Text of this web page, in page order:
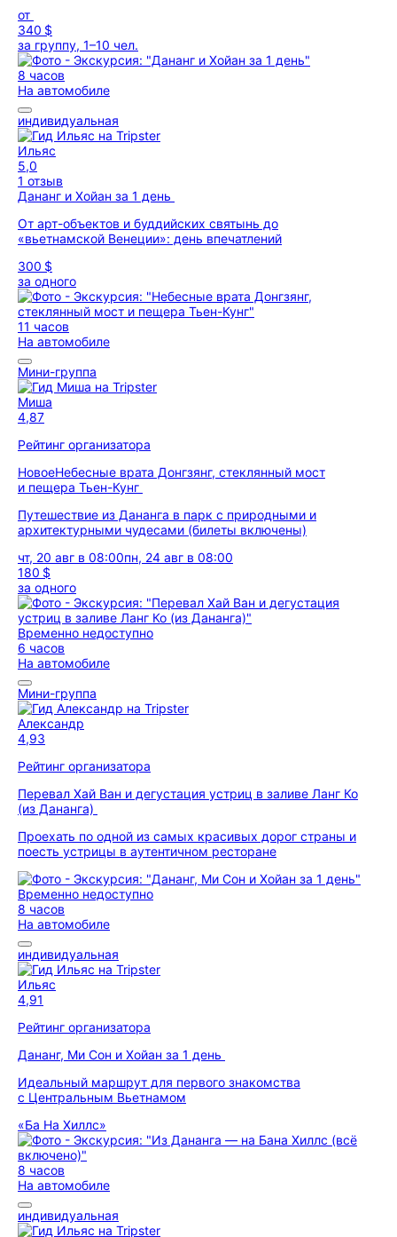
от
340 $
за группу, 1–10 чел.
8 часов
На автомобиле
индивидуальная
Ильяс
5,0
1 отзыв
Дананг и Хойан за 1 день
От арт-объектов и буддийских святынь до
«вьетнамской Венеции»: день впечатлений
300 $
за одного
11 часов
На автомобиле
Мини-группа
Миша
4,87
Рейтинг организатора
НовоеНебесные врата Донгзянг, стеклянный мост
и пещера Тьен-Кунг
Путешествие из Дананга в парк с природными и
архитектурными чудесами (билеты включены)
чт, 20 авг в 08:00пн, 24 авг в 08:00
180 $
за одного
Временно недоступно
6 часов
На автомобиле
Мини-группа
Александр
4,93
Рейтинг организатора
Перевал Хай Ван и дегустация устриц в заливе Ланг Ко
(из Дананга)
Проехать по одной из самых красивых дорог страны и
поесть устрицы в аутентичном ресторане
Временно недоступно
8 часов
На автомобиле
индивидуальная
Ильяс
4,91
Рейтинг организатора
Дананг, Ми Сон и Хойан за 1 день
Идеальный маршрут для первого знакомства
с Центральным Вьетнамом
«Ба На Хиллс»
8 часов
На автомобиле
индивидуальная